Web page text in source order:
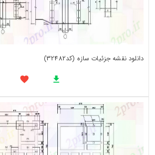
دانلود نقشه جزئیات سازه (کد32482)